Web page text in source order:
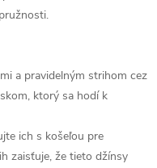
a pravidelným strihom cez
ktorý sa hodí k
ich s košeľou pre
zaisťuje, že tieto džínsy